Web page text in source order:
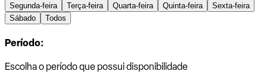
Segunda-feira Terça-feira Quarta-feira Quinta-feira
Sexta-feira
Sábado
Todos
Período:
Escolha o período que possui disponibilidade